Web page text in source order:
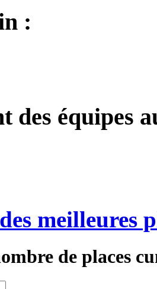
:
des équipes
meilleures
de places